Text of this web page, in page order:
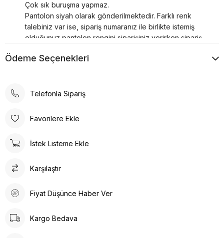
Çok sık buruşma yapmaz.
Pantolon siyah olarak gönderilmektedir. Farklı renk
talebiniz var ise, sipariş numaranız ile birlikte istemiş
olduğunuz pantolon rengini siparişiniz verirken sipariş
Ödeme Seçenekleri
Telefonla Sipariş
Favorilere Ekle
İstek Listeme Ekle
Karşılaştır
Fiyat Düşünce Haber Ver
Kargo Bedava